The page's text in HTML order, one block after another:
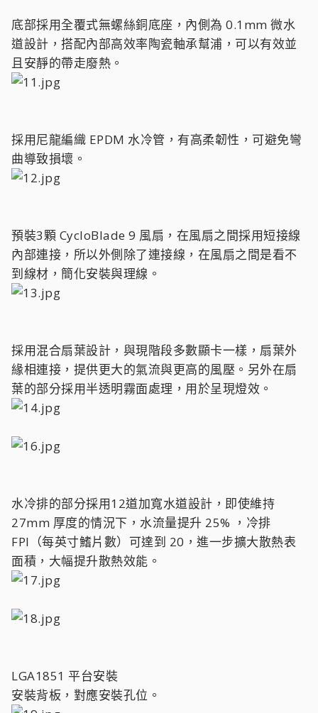
底部採用全覆式無螺絲銅底座，內側為 0.1mm 微水
道設計，搭配內部高效率陶瓷軸承幫浦，可以有效並
且安靜的帶走廢熱。
採用尼龍編織 EPDM 水冷管，有高柔韌性，可避免彎
曲導致損壞。
預裝3顆 CycloBlade 9 風扇，在風扇之間採用短接線
內部連接，所以外側除了連接線，在風扇之間是看不
到線材，簡化安裝與理線。
採用混合扇葉設計，與現階段多數顯卡一樣，扇葉外
緣相連接，提供更大的氣流與更高的風壓。另外在扇
葉的部分採用半透明霧面處理，用於呈現燈效。
水冷排的部分採用12道加寬水道設計，即使維持
27mm 厚度的情況下，水流量提升 25% ，冷排
FPI（每英寸鰭片數）可達到 20，進一步擴大散熱表
面積，大幅提升散熱效能。
LGA1851 平台安裝
安裝背板，對應安裝孔位。